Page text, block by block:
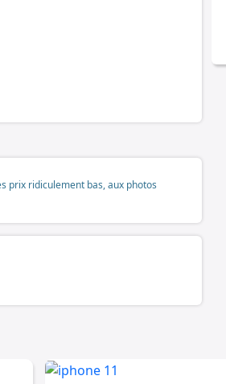
prix ridiculement bas, aux photos